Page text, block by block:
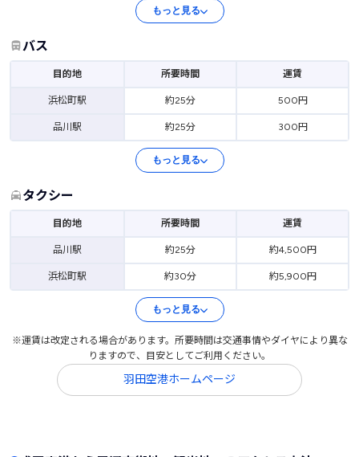
もっと見る
バス
目的地 所要時間 運賃
浜松町駅 約25分 500円
品川駅 約25分 300円
もっと見る
タクシー
目的地 所要時間 運賃
品川駅 約25分 約4,500円
浜松町駅 約30分 約5,900円
もっと見る
※運賃は改定される場合があります。所要時間は交通事情やダイヤにより異な
りますので、目安としてご利用ください。
羽田空港ホームページ